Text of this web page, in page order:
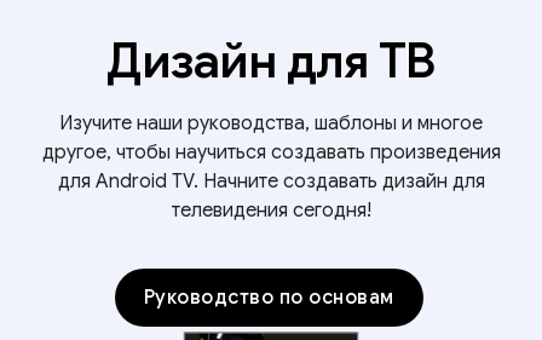
Дизайн для ТВ
Изучите наши руководства, шаблоны и многое
другое, чтобы научиться создавать произведения
для Android TV. Начните создавать дизайн для
телевидения сегодня!
Руководство по основам